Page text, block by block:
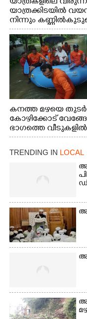
യാത്രകളിലെ
യാത്രക്കിടയിൽ
നിന്നും
കനത്ത മഴയെ
കോഴിക്കോട്
ഭാഗത്തെ വീടുകളിൽ
വെള്ളം
കയറിയപ്പോൾ
സുരക്ഷിത
മാറ്റുന്ന
TRENDING IN LOCAL